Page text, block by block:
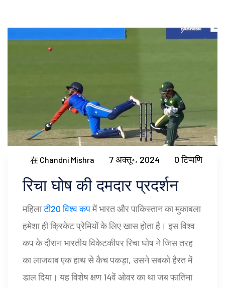
在 Chandni Mishra 7 अक्तू॰, 2024 0 टिप्पणि
रिचा घोष की दमदार प्रदर्शन
महिलाटी20 विश्व कपमें भारत और पाकिस्तान का मुकाबला
हमेशा ही क्रिकेट प्रेमियों के लिए खास होता है। इस विश्व
कप के दौरान भारतीय विकेटकीपर रिचा घोष ने जिस तरह
का लाजवाब एक हाथ से कैच पकड़ा, उसने सबको हैरत में
डाल दिया। यह विशेष क्षण 14वें ओवर का था जब फातिमा